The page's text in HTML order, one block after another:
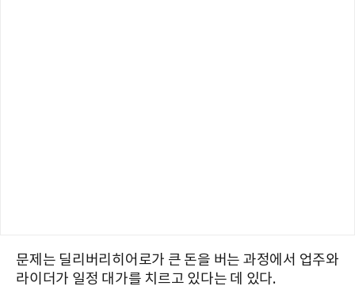
문제는 딜리버리히어로가 큰 돈을 버는 과정에서 업주와
라이더가 일정 대가를 치르고 있다는 데 있다.